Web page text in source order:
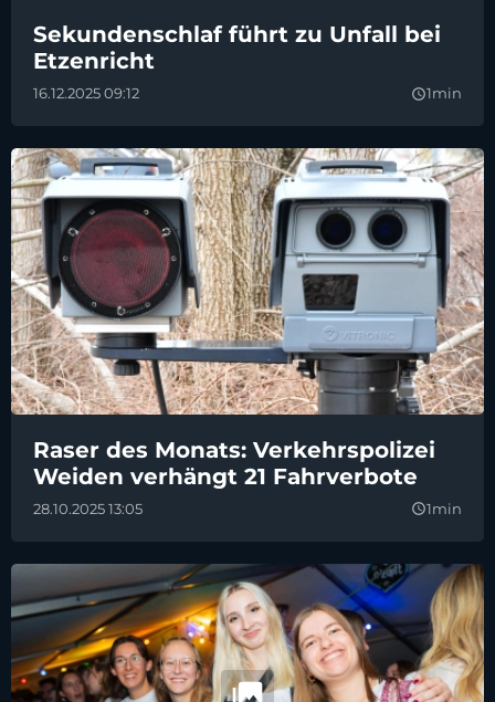
Sekundenschlaf führt zu Unfall bei
Etzenricht
16.12.2025 09:12 query_builder1min
Raser des Monats: Verkehrspolizei
Weiden verhängt 21 Fahrverbote
28.10.2025 13:05 query_builder1min